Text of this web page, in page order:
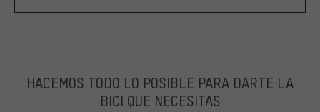
HACEMOS TODO LO POSIBLE PARA DARTE LA
BICI QUE NECESITAS